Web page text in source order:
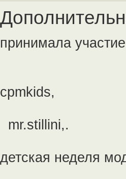
принимала
cpmkids,
mr.stillini,.
детская неделя